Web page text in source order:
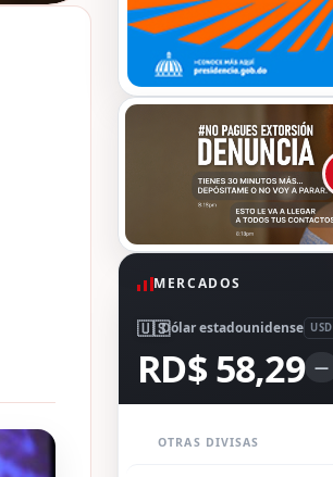
MERCADOS
🇺🇸Dólar estadounidense USD
RD$ 58,29 —
OTRAS DIVISAS